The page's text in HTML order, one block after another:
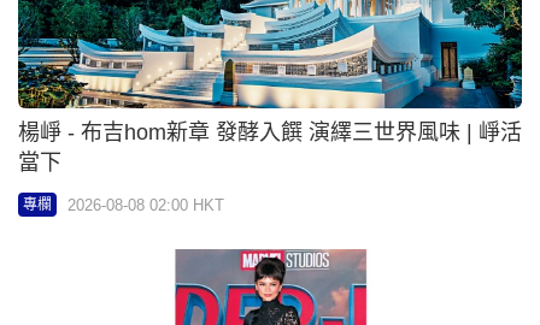
楊崢 - 布吉hom新章 發酵入饌 演繹三世界風味 | 崢活
當下
專欄 2026-08-08 02:00 HKT